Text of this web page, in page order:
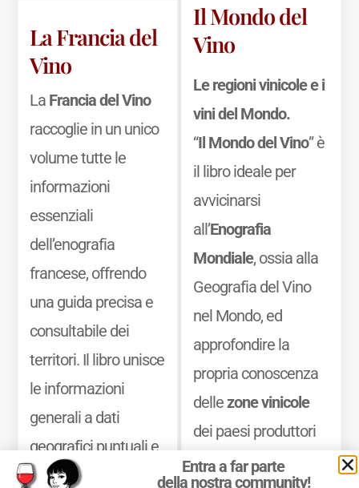
La Francia del
Vino
La Francia del Vino
raccoglie in un unico
volume tutte le
informazioni
essenziali
dell’enografia
francese, offrendo
una guida precisa e
consultabile dei
territori. Il libro unisce
le informazioni
generali a dati
geografici puntuali e
dettagliati, con
Il Mondo del
Vino
Le regioni vinicole e i
vini del Mondo.
“Il Mondo del Vino” è
il libro ideale per
avvicinarsi
all’Enografia
Mondiale, ossia alla
Geografia del Vino
nel Mondo, ed
approfondire la
propria conoscenza
dellezone vinicole
dei paesi produttori
di vino, delle
Entra a far parte
della nostra community!